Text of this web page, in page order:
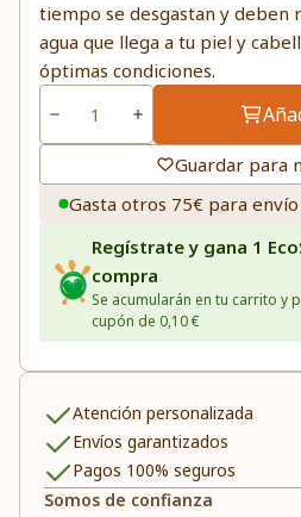
tiempo se desgastan y deben
agua que llega a tu piel y
óptimas condiciones.
Guardar para
Gasta otros 75€ para envío
Regístrate y gana 1
compra
Se acumularán en tu carrito y
cupón de 0,10 €
Atención personalizada
Envíos garantizados
Pagos 100% seguros
Somos de confianza